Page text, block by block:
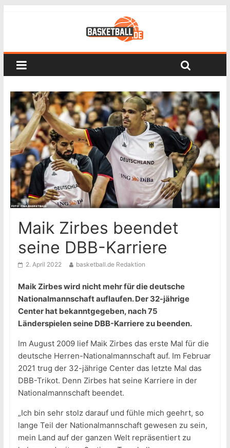
Maik Zirbes beendet
seine DBB-Karriere
2. April 2022 basketball.de Redaktion
Maik Zirbes wird nicht mehr für die deutsche
Nationalmannschaft auflaufen. Der 32-jährige
Center hat bekanntgegeben, nach 75
Länderspielen seine DBB-Karriere zu beenden.
Im August 2009 lief Maik Zirbes das erste Mal für die
deutsche Herren-Nationalmannschaft auf. Im Februar
2021 trug der 32-jährige Center das letzte Mal das
DBB-Trikot. Denn Zirbes hat seine Karriere in der
Nationalmannschaft beendet.
„Ich bin sehr stolz darauf und fühle mich geehrt, so
lange Teil der Nationalmannschaft gewesen zu sein,
mein Land auf der ganzen Welt repräsentiert zu